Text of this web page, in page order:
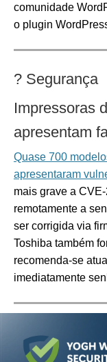
comunidade
o plugin
? Segurança
Impressoras
apresentam
Quase 700
apresentaram
mais grave a
remotamente a
ser corrigida via
Toshiba também
recomenda-se
imediatamente